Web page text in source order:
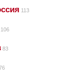
113
106
83